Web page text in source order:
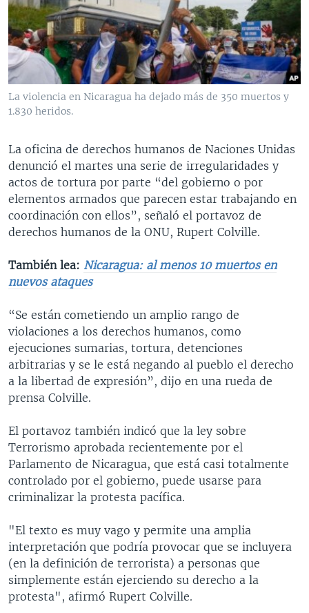
VENEZUELA
BRASIL
NICARAGUA
ECONOMÍA
ENTRETENIMIENTO Y CULTURA
TECNOLOGÍA
DEPORTES
CIENCIA Y SALUD
MULTIMEDIA
VIDEOS
FOTOGRAFÍA
AUDIOS
PROGRAMAS TV
EL MUNDO AL DÍA
FORO INTERAMERICANO
VISIÓN 360
PANORAMA
RADIO
AVANCE INFORMATIVO
AUDIONOTICIAS
ESTADOS UNIDOS AL DÍA
EL MUNDO AL DÍA [RADIO]
FORO [RADIO]
DEPORTIVO INTERNACIONAL
NOTA ECONÓMICA
ENTRETENIMIENTO
DIRECT
DOCUMENTALES DE LA VOA
Learning English
SÍGANOS
La violencia en Nicaragua ha dejado más de 350 muertos y
1.830 heridos.
La oficina de derechos humanos de Naciones Unidas
denunció el martes una serie de irregularidades y
actos de tortura por parte “del gobierno o por
elementos armados que parecen estar trabajando en
coordinación con ellos”, señaló el portavoz de
derechos humanos de la ONU, Rupert Colville.
También lea: Nicaragua: al menos 10 muertos en
nuevos ataques
“Se están cometiendo un amplio rango de
violaciones a los derechos humanos, como
ejecuciones sumarias, tortura, detenciones
arbitrarias y se le está negando al pueblo el derecho
a la libertad de expresión”, dijo en una rueda de
prensa Colville.
El portavoz también indicó que la ley sobre
Terrorismo aprobada recientemente por el
Parlamento de Nicaragua, que está casi totalmente
controlado por el gobierno, puede usarse para
criminalizar la protesta pacífica.
"El texto es muy vago y permite una amplia
interpretación que podría provocar que se incluyera
(en la definición de terrorista) a personas que
simplemente están ejerciendo su derecho a la
protesta", afirmó Rupert Colville.